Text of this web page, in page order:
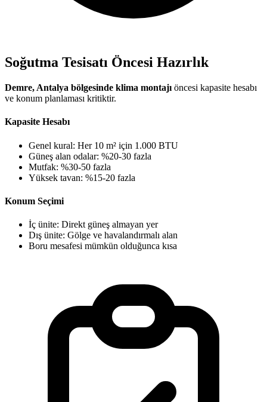
Soğutma Tesisatı Öncesi Hazırlık
Demre, Antalya bölgesinde klima montajı öncesi kapasite hesabı
ve konum planlaması kritiktir.
Kapasite Hesabı
Genel kural: Her 10 m² için 1.000 BTU
Güneş alan odalar: %20-30 fazla
Mutfak: %30-50 fazla
Yüksek tavan: %15-20 fazla
Konum Seçimi
İç ünite: Direkt güneş almayan yer
Dış ünite: Gölge ve havalandırmalı alan
Boru mesafesi mümkün olduğunca kısa